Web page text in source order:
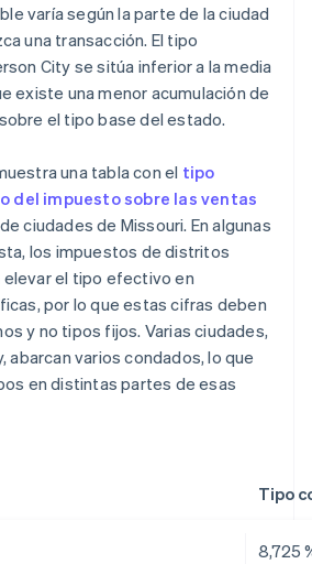
varía según la parte de la ciudad
una transacción. El tipo
City se sitúa inferior a la media
existe una menor acumulación de
el tipo base del estado.
una tabla con el tipo
del impuesto sobre las ventas
ciudades de Missouri. En algunas
los impuestos de distritos
el tipo efectivo en
por lo que estas cifras deben
y no tipos fijos. Varias ciudades,
abarcan varios condados, lo que
en distintas partes de esas
Tipo
8,725